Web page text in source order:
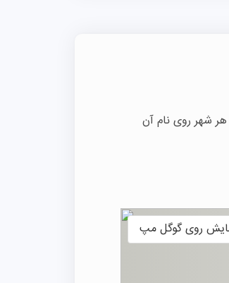
شهر روی نام آن
روی گوگل مپ